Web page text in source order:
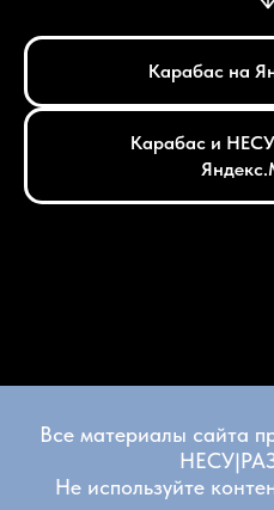
Карабас на
Карабас и
Все материалы сайта
Не используйте